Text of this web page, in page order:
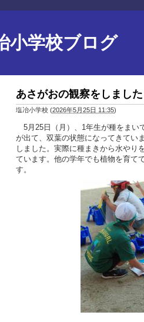
小学校ブログ
あさがおの観察をしました
塩冶小学校 (2026年5月25日 11:35)
5月25日（月）、1年生が種をまい
が出て、双葉の状態になってきてい
しました。実際に種まきから水やり
ています。他の学年でも植物を育て
す。